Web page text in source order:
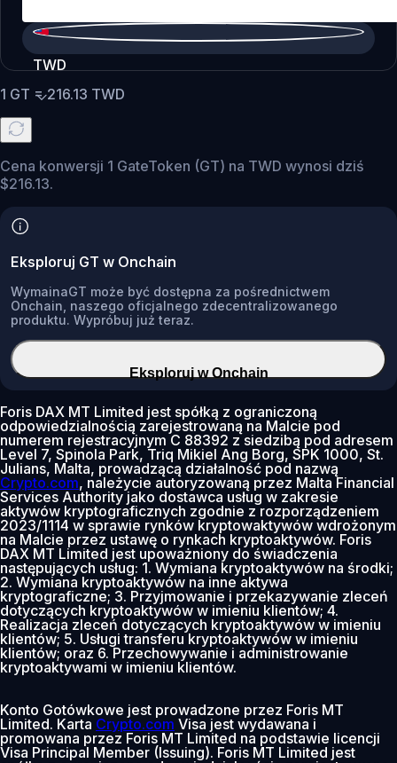
TWD
1 GT =216.13 TWD
Cena konwersji 1 GateToken (GT) na TWD wynosi dziś
$216.13.
Eksploruj GT w Onchain
WymainaGT może być dostępna za pośrednictwem
Onchain, naszego oficjalnego zdecentralizowanego
produktu. Wypróbuj już teraz.
Eksploruj w Onchain
Foris DAX MT Limited jest spółką z ograniczoną
odpowiedzialnością zarejestrowaną na Malcie pod
numerem rejestracyjnym C 88392 z siedzibą pod adresem
Level 7, Spinola Park, Triq Mikiel Ang Borg, SPK 1000, St.
Julians, Malta, prowadzącą działalność pod nazwą
Crypto.com, należycie autoryzowaną przez Malta Financial
Services Authority jako dostawca usług w zakresie
aktywów kryptograficznych zgodnie z rozporządzeniem
2023/1114 w sprawie rynków kryptowaktywów wdrożonym
na Malcie przez ustawę o rynkach kryptoaktywów. Foris
DAX MT Limited jest upoważniony do świadczenia
następujących usług: 1. Wymiana kryptoaktywów na środki;
2. Wymiana kryptoaktywów na inne aktywa
kryptograficzne; 3. Przyjmowanie i przekazywanie zleceń
dotyczących kryptoaktywów w imieniu klientów; 4.
Realizacja zleceń dotyczących kryptoaktywów w imieniu
klientów; 5. Usługi transferu kryptoaktywów w imieniu
klientów; oraz 6. Przechowywanie i administrowanie
kryptoaktywami w imieniu klientów.
Konto Gotówkowe jest prowadzone przez Foris MT
Limited. Karta Crypto.com Visa jest wydawana i
promowana przez Foris MT Limited na podstawie licencji
Visa Principal Member (Issuing). Foris MT Limited jest